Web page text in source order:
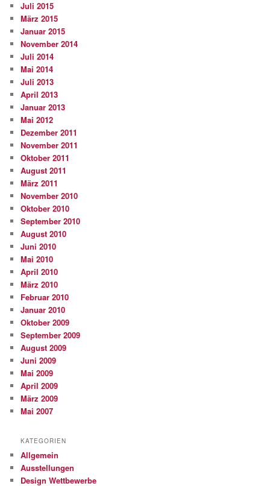
Juli 2015
März 2015
Januar 2015
November 2014
Juli 2014
Mai 2014
Juli 2013
April 2013
Januar 2013
Mai 2012
Dezember 2011
November 2011
Oktober 2011
August 2011
März 2011
November 2010
Oktober 2010
September 2010
August 2010
Juni 2010
Mai 2010
April 2010
März 2010
Februar 2010
Januar 2010
Oktober 2009
September 2009
August 2009
Juni 2009
Mai 2009
April 2009
März 2009
Mai 2007
KATEGORIEN
Allgemein
Ausstellungen
Design Wettbewerbe